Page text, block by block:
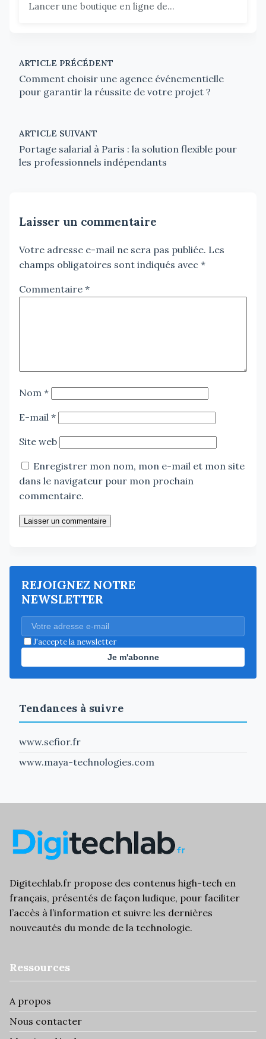
Lancer une boutique en ligne de...
ARTICLE PRÉCÉDENT
Comment choisir une agence événementielle
pour garantir la réussite de votre projet ?
ARTICLE SUIVANT
Portage salarial à Paris : la solution flexible pour
les professionnels indépendants
Laisser un commentaire
Votre adresse e-mail ne sera pas publiée. Les
champs obligatoires sont indiqués avec *
Commentaire *
Nom *
E-mail *
Site web
Enregistrer mon nom, mon e-mail et mon site
dans le navigateur pour mon prochain
commentaire.
Laisser un commentaire
REJOIGNEZ NOTRE
NEWSLETTER
J'accepte la newsletter
Je m'abonne
Tendances à suivre
www.sefior.fr
www.maya-technologies.com
Digitechlab.fr propose des contenus high-tech en
français, présentés de façon ludique, pour faciliter
l’accès à l’information et suivre les dernières
nouveautés du monde de la technologie.
Ressources
A propos
Nous contacter